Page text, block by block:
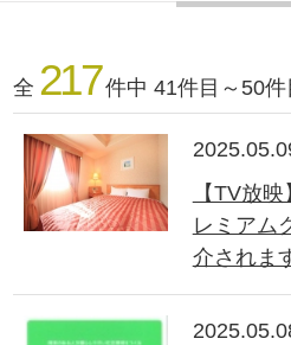
全 217 件中 41件目～50件
【TV放
レミアム
介されま